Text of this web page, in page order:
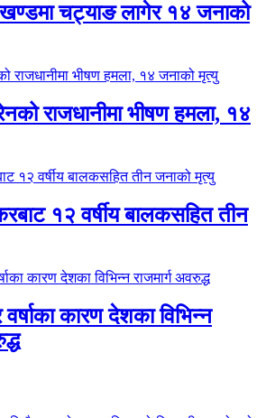
चट्याङ लागेर १४ जनाको
राजधानीमा भीषण हमला, १४
१२ वर्षीय बालकसहित तीन
वर्षाका कारण देशका विभिन्न